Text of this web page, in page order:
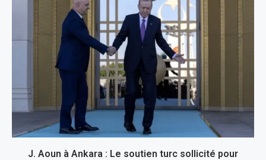
J. Aoun à Ankara : Le soutien turc sollicité pour